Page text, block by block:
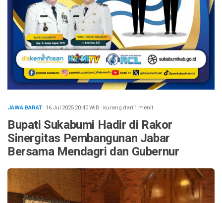
JAWA BARAT· 16 Jul 202520:40WIB · kurang dari 1 menit
Bupati Sukabumi Hadir di Rakor
Sinergitas Pembangunan Jabar
Bersama Mendagri dan Gubernur